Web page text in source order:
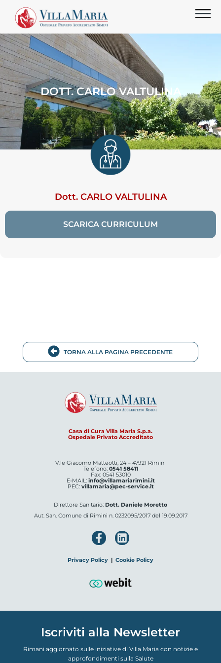
DOTT. CARLO VALTULINA
Dott. CARLO VALTULINA
SCARICA CURRICULUM
TORNA ALLA PAGINA PRECEDENTE
Casa di Cura Villa Maria S.p.a.
Ospedale Privato Accreditato
V.le Giacomo Matteotti, 24 – 47921 Rimini
Telefono: 0541 58411
Fax: 0541 53010
E-MAIL: info@villamariarimini.it
PEC: villamaria@pec-service.it
Direttore Sanitario: Dott. Daniele Moretto
Aut. San. Comune di Rimini n. 0232095/2017 del 19.09.2017
Privacy Policy | Cookie Policy
Iscriviti alla Newsletter
Rimani aggiornato sulle iniziative di Villa Maria con notizie e
approfondimenti sulla Salute